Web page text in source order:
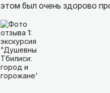
этом был очень